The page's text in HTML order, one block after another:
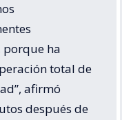
porque ha
total de
afirmó
después de